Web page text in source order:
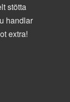
stötta
handlar
extra!